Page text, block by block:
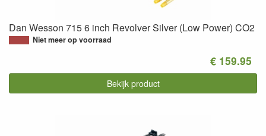
Dan Wesson 715 6 inch Revolver Silver (Low Power) CO2
Niet meer op voorraad
€ 159.95
Bekijk product